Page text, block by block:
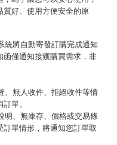
質好、使用方便安全的原
統將自動寄發訂購完成通知
函僅通知接獲購買需求，非
、無人收件、拒絕收件等情
單。
明、無庫存、價格或交易條
單情形，將通知您訂單取